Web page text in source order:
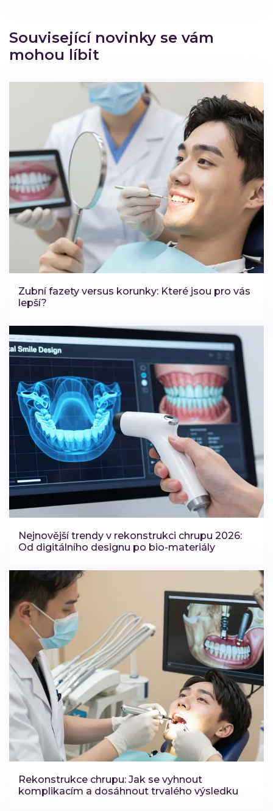
Související novinky se vám
mohou líbit
Zubní fazety versus korunky: Které jsou pro vás
lepší?
Nejnovější trendy v rekonstrukci chrupu 2026:
Od digitálního designu po bio-materiály
Rekonstrukce chrupu: Jak se vyhnout
komplikacím a dosáhnout trvalého výsledku